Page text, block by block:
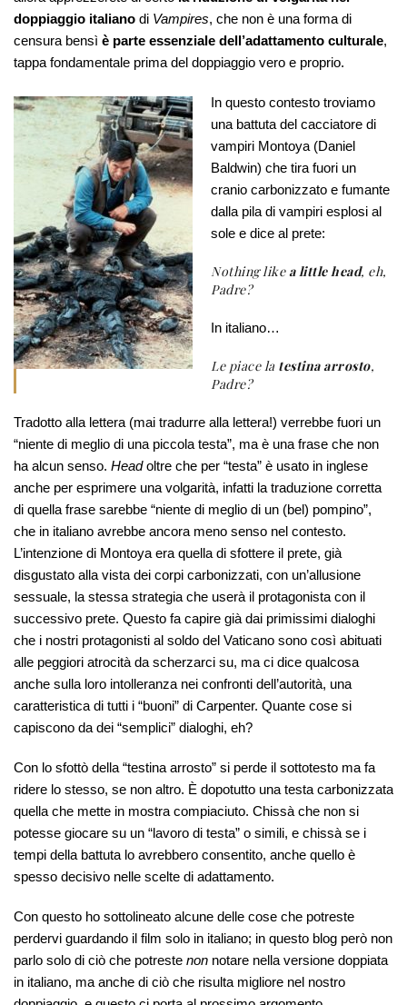
doppiaggio italiano di Vampires, che non è una forma di
censura bensì è parte essenziale dell’adattamento culturale,
tappa fondamentale prima del doppiaggio vero e proprio.
In questo contesto troviamo
una battuta del cacciatore di
vampiri Montoya (Daniel
Baldwin) che tira fuori un
cranio carbonizzato e fumante
dalla pila di vampiri esplosi al
sole e dice al prete:
Nothing likea little head, eh,
Padre?
In italiano…
Le piace la testina arrosto,
Padre?
Tradotto alla lettera (mai tradurre alla lettera!) verrebbe fuori un
“niente di meglio di una piccola testa”, ma è una frase che non
ha alcun senso. Headoltre che per “testa” è usato in inglese
anche per esprimere una volgarità, infatti la traduzione corretta
di quella frase sarebbe “niente di meglio di un (bel) pompino”,
che in italiano avrebbe ancora meno senso nel contesto.
L’intenzione di Montoya era quella di sfottere il prete, già
disgustato alla vista dei corpi carbonizzati, con un’allusione
sessuale, la stessa strategia che userà il protagonista con il
successivo prete. Questo fa capire già dai primissimi dialoghi
che i nostri protagonisti al soldo del Vaticano sono così abituati
alle peggiori atrocità da scherzarci su, ma ci dice qualcosa
anche sulla loro intolleranza nei confronti dell’autorità, una
caratteristica di tutti i “buoni” di Carpenter. Quante cose si
capiscono da dei “semplici” dialoghi, eh?
Con lo sfottò della “testina arrosto” si perde il sottotesto ma fa
ridere lo stesso, se non altro. È dopotutto una testa carbonizzata
quella che mette in mostra compiaciuto. Chissà che non si
potesse giocare su un “lavoro di testa” o simili, e chissà se i
tempi della battuta lo avrebbero consentito, anche quello è
spesso decisivo nelle scelte di adattamento.
Con questo ho sottolineato alcune delle cose che potreste
perdervi guardando il film solo in italiano; in questo blog però non
parlo solo di ciò che potreste non notare nella versione doppiata
in italiano, ma anche di ciò che risulta migliore nel nostro